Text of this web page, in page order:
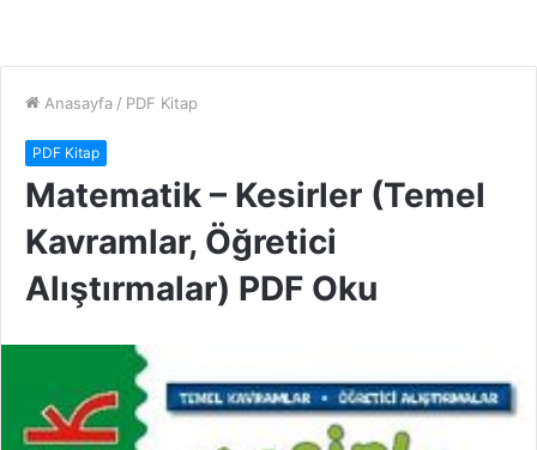
Anasayfa / PDF Kitap
PDF Kitap
Matematik – Kesirler (Temel
Kavramlar, Öğretici
Alıştırmalar) PDF Oku